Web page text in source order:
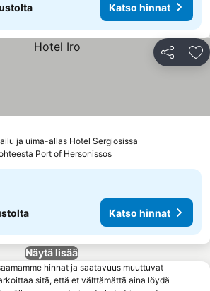
Katso hinnat
Jaa
ja uima-allas Hotel Sergiosissa
Port of Hersonissos
Katso hinnat
Näytä lisää
hinnat ja saatavuus muuttuvat
sitä, että et välttämättä aina löydä